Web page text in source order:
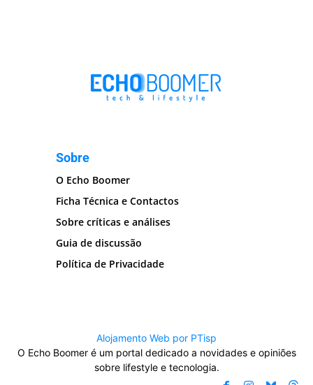
Sobre
O Echo Boomer
Ficha Técnica e Contactos
Sobre críticas e análises
Guia de discussão
Política de Privacidade
Alojamento Web por PTisp
O Echo Boomer é um portal dedicado a novidades e opiniões
sobre lifestyle e tecnologia.